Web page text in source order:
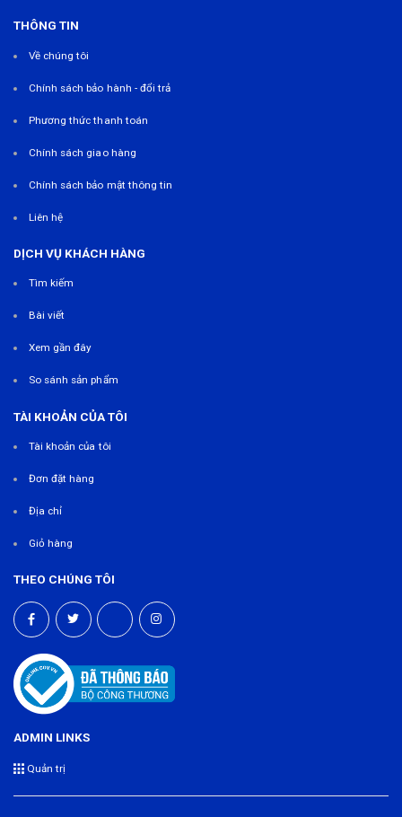
THÔNG TIN
Về chúng tôi
Chính sách bảo hành - đổi trả
Phương thức thanh toán
Chính sách giao hàng
Chính sách bảo mật thông tin
Liên hệ
DỊCH VỤ KHÁCH HÀNG
Tìm kiếm
Bài viết
Xem gần đây
So sánh sản phẩm
TÀI KHOẢN CỦA TÔI
Tài khoản của tôi
Đơn đặt hàng
Địa chỉ
Giỏ hàng
THEO CHÚNG TÔI
ADMIN LINKS
Quản trị